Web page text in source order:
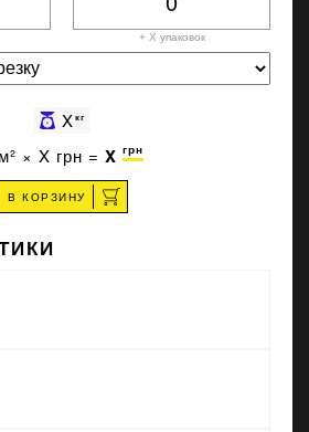
+ X упаковок
Xкг
м² × X грн = X грн
В КОРЗИНУ